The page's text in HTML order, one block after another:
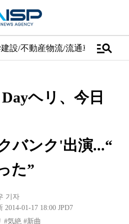
建設/不動産物流/流通車 医学/健康
manage_search
ヘリ、今日
バンク'出演...“
た”
기자
2014-01-17 18:00 JPD7
#気絶 #新曲